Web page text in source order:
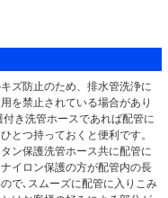
ズ防止のため、排水管洗浄に
を禁止されている場合があり
き洗管ホースであれば配管に
とつ持っておくと便利です。
ン保護洗管ホース共に配管に
イロン保護の方が配管内の長
で､スムーズに配管に入りこみ